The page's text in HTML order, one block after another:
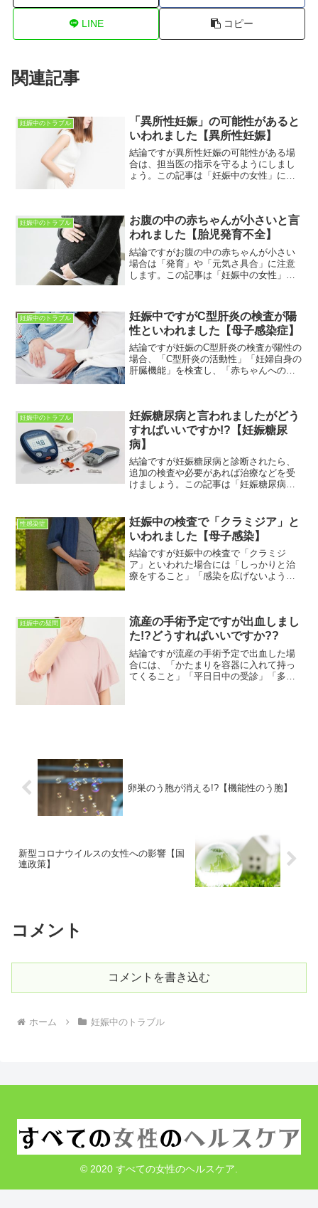
LINE コピー
関連記事
妊娠中のトラブル
「異所性妊娠」の可能性があると
いわれました【異所性妊娠】
結論ですが異所性妊娠の可能性がある場
合は、担当医の指示を守るようにしまし
ょう。この記事は「妊娠中の女性」に向
読むことで「異所性妊娠」...
妊娠中のトラブル
お腹の中の赤ちゃんが小さいと言
われました【胎児発育不全】
結論ですがお腹の中の赤ちゃんが小さい
場合は「発育」や「元気さ具合」に注意
します。この記事は「妊娠中の女性」に
合」についてわかります。妊婦健診で
は、毎回エコーでおなかの中の...
妊娠中のトラブル
妊娠中ですがC型肝炎の検査が陽
性といわれました【母子感染症】
結論ですが妊娠のC型肝炎の検査が陽性の
場合、「C型肝炎の活動性」「妊婦自身の
肝臓機能」を検査し、「赤ちゃんへの感
きればと思っています...
妊娠中のトラブル
妊娠糖尿病と言われましたがどう
すればいいですか!?【妊娠糖尿
病】
結論ですが妊娠糖尿病と診断されたら、
追加の検査や必要があれば治療などを受
けましょう。この記事は「妊娠糖尿病と
病」についてわかります。妊娠中は、血
液検査・尿検査など様々検査...
性感染症
妊娠中の検査で「クラミジア」と
いわれました【母子感染】
結論ですが妊娠中の検査で「クラミジ
ア」といわれた場合には「しっかりと治
療をすること」「感染を広げないようす
もっています。この記事を読...
妊娠中の疑問
流産の手術予定ですが出血しまし
た!?どうすればいいですか??
結論ですが流産の手術予定で出血した場
合には、「かたまりを容器に入れて持っ
てくること」「平日日中の受診」「多量
卵巣のう胞が消える!?【機能性のう胞】
新型コロナウイルスの女性への影響【国
連政策】
コメント
コメントを書き込む
ホーム 妊娠中のトラブル
© 2020 すべての女性のヘルスケア.